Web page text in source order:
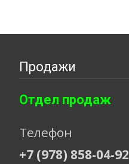
Продажи
Отдел продаж
Телефон
+7 (978) 858-04-92